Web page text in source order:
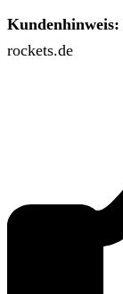
Kundenhinweis:
rockets.de